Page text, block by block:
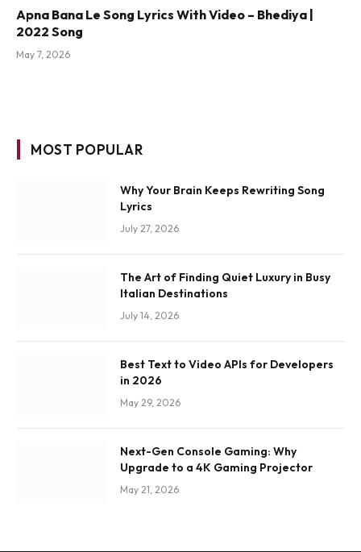
Apna Bana Le Song Lyrics With Video – Bhediya |
2022 Song
May 7, 2026
MOST POPULAR
Why Your Brain Keeps Rewriting Song
Lyrics
July 27, 2026
The Art of Finding Quiet Luxury in Busy
Italian Destinations
July 14, 2026
Best Text to Video APIs for Developers
in 2026
May 29, 2026
Next-Gen Console Gaming: Why
Upgrade to a 4K Gaming Projector
May 21, 2026